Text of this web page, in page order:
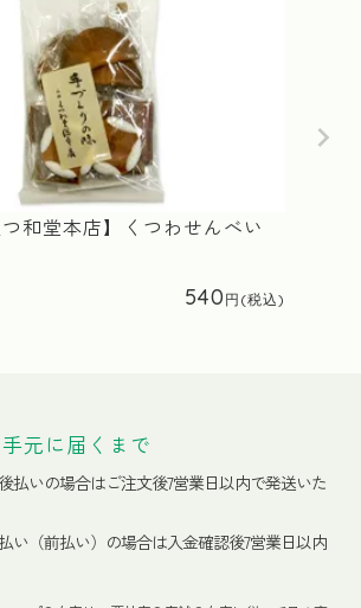
つ和堂本店】くつわせんべい
540
元に届くまで
後払いの場合はご注文後7営業日以内で発送いた
い（前払い）の場合は入金確認後7営業日以内